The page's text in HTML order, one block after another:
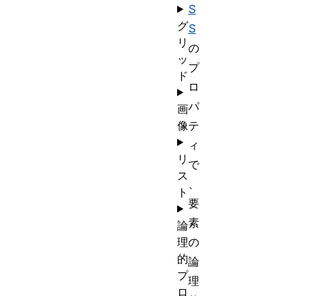
S
S
の
プ
ロ
パ
テ
ィ
で
、
要
素
の
論
理
グ
リ
ッ
ド
画
像
リ
ス
ト
論
理
的
プ
ロ